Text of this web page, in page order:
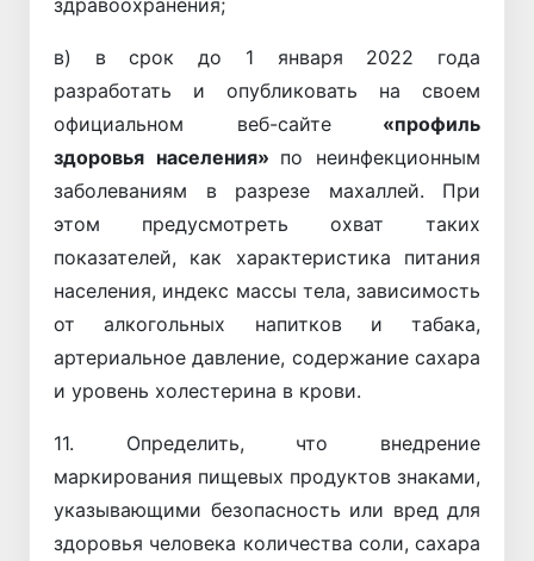
здравоохранения;
в) в срок до 1 января 2022 года
разработать и опубликовать на своем
официальном веб-сайте«профиль
здоровья населения» по неинфекционным
заболеваниям в разрезе махаллей. При
этом предусмотреть охват таких
показателей, как характеристика питания
населения, индекс массы тела, зависимость
от алкогольных напитков и табака,
артериальное давление, содержание сахара
и уровень холестерина в крови.
11. Определить, что внедрение
маркирования пищевых продуктов знаками,
указывающими безопасность или вред для
здоровья человека количества соли, сахара